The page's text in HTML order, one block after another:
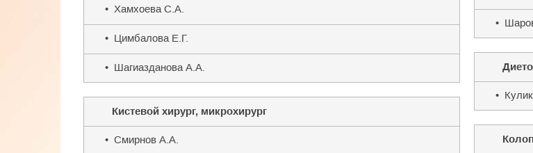
• Хамхоева С.А.
• Цимбалова Е.Г.
• Шагиазданова А.А.
•
•
Кистевой хирург, микрохирург
• Смирнов А.А.